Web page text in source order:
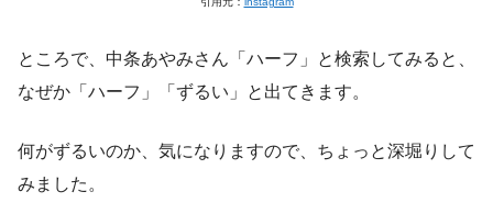
ところで、中条あやみさん「ハーフ」と検索してみると、
なぜか「ハーフ」「ずるい」と出てきます。
何がずるいのか、気になりますので、ちょっと深堀りして
みました。